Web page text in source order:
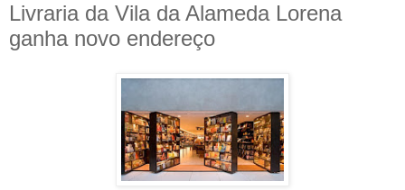
Livraria da Vila da Alameda Lorena
ganha novo endereço